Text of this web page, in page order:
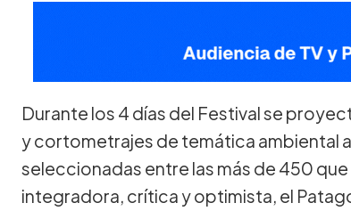
Durante los 4 días del Festival se
y cortometrajes de temática ambiental
seleccionadas entre las más de 450
integradora, crítica y optimista, el